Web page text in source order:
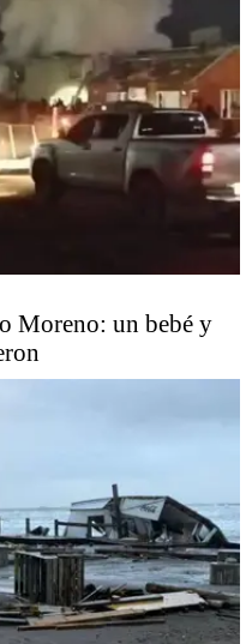
Moreno: un bebé y